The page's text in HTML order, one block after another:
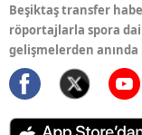
Beşiktaş transfer
röportajlarla spora
gelişmelerden